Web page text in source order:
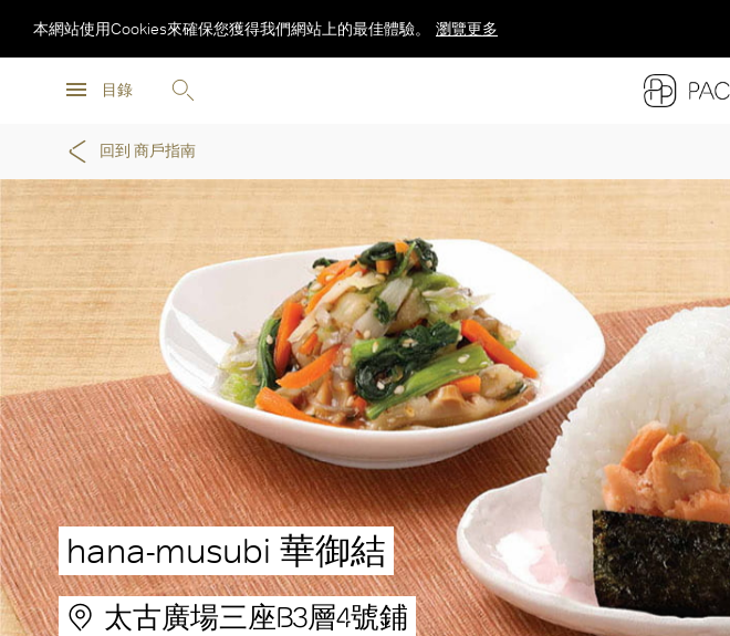
目錄
本網站使用Cookies來確保您獲得我們網站上的最佳體驗。 瀏覽更多
回到 商戶指南
hana-musubi 華御結
太古廣場三座B3層4號鋪